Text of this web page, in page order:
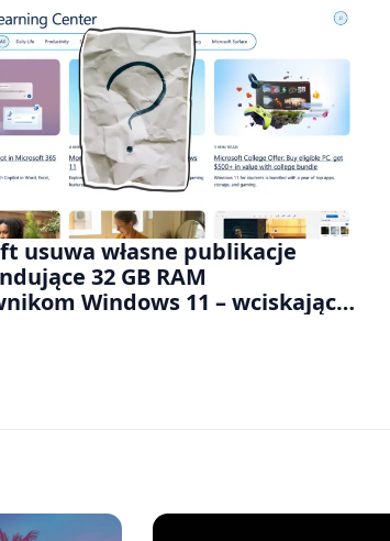
usuwa własne publikacje
32 GB RAM
Windows 11 – wciskając
tym komputery z 8 GB RAM po